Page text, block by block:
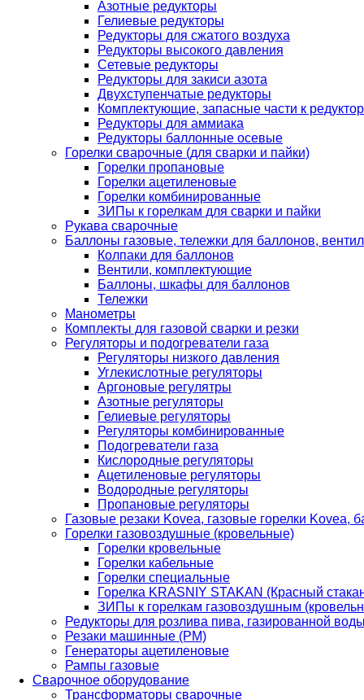
Азотные редукторы
Гелиевые редукторы
Редукторы для сжатого воздуха
Редукторы высокого давления
Сетевые редукторы
Редукторы для закиси азота
Двухступенчатые редукторы
Комплектующие, запасные части к
Редукторы для аммиака
Редукторы баллонные осевые
Горелки сварочные (для сварки и пайки)
Горелки пропановые
Горелки ацетиленовые
Горелки комбинированные
ЗИПы к горелкам для сварки и пайки
Рукава сварочные
Баллоны газовые, тележки для баллонов,
Колпаки для баллонов
Вентили, комплектующие
Баллоны, шкафы для баллонов
Тележки
Манометры
Комплекты для газовой сварки и резки
Регуляторы и подогреватели газа
Регуляторы низкого давления
Углекислотные регуляторы
Аргоновые регулятры
Азотные регуляторы
Гелиевые регуляторы
Регуляторы комбинированные
Подогреватели газа
Кислородные регуляторы
Ацетиленовые регуляторы
Водородные регуляторы
Пропановые регуляторы
Газовые резаки Kovea, газовые горелки Kovea,
Горелки газовоздушные (кровельные)
Горелки кровельные
Горелки кабельные
Горелки специальные
Горелка KRASNIY STAKAN (Красный
ЗИПы к горелкам газовоздушным
Редукторы для розлива пива, газированной
Резаки машинные (РМ)
Генераторы ацетиленовые
Рампы газовые
Сварочное оборудование
Трансформаторы сварочные